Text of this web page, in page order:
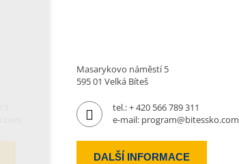
Masarykovo náměstí 5
595 01 Velká Bíteš
tel.:+ 420 566 789 311
e-mail: program@bitessko.com
DALŠÍ INFORMACE